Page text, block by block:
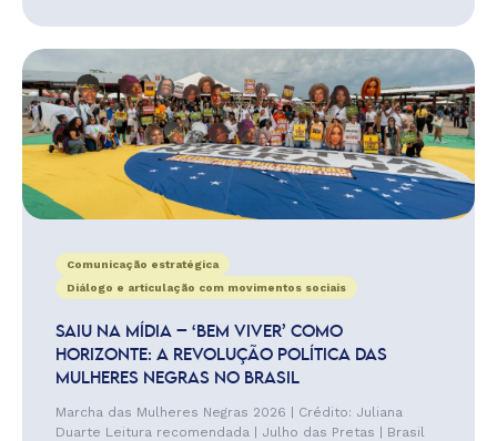
Comunicação estratégica
Diálogo e articulação com movimentos sociais
SAIU NA MÍDIA – ‘BEM VIVER’ COMO
HORIZONTE: A REVOLUÇÃO POLÍTICA DAS
MULHERES NEGRAS NO BRASIL
Marcha das Mulheres Negras 2026 | Crédito: Juliana
Duarte Leitura recomendada | Julho das Pretas | Brasil